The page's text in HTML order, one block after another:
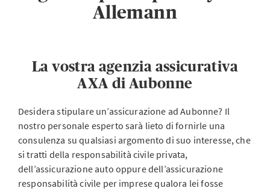
Allemann
La vostra agenzia assicurativa
AXA di Aubonne
Desidera stipulare un’assicurazione ad Aubonne? Il
nostro personale esperto sarà lieto di fornirle una
consulenza su qualsiasi argomento di suo interesse, che
si tratti della responsabilità civile privata,
dell’assicurazione auto oppure dell’assicurazione
responsabilità civile per imprese qualora lei fosse